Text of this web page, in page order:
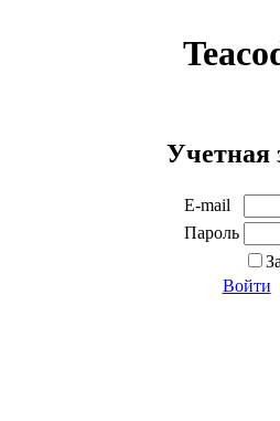
Учетная
E-mail
Пароль
Войти